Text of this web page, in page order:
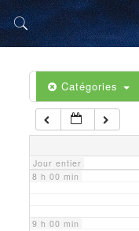
Catégories
Jour entier
5 h 00 min
6 h 00 min
7 h 00 min
8 h 00 min
9 h 00 min